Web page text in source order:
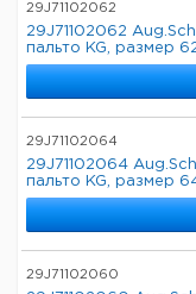
29J71102062
29J71102062
пальто KG, размер
29J71102064
29J71102064
пальто KG, размер
29J71102060